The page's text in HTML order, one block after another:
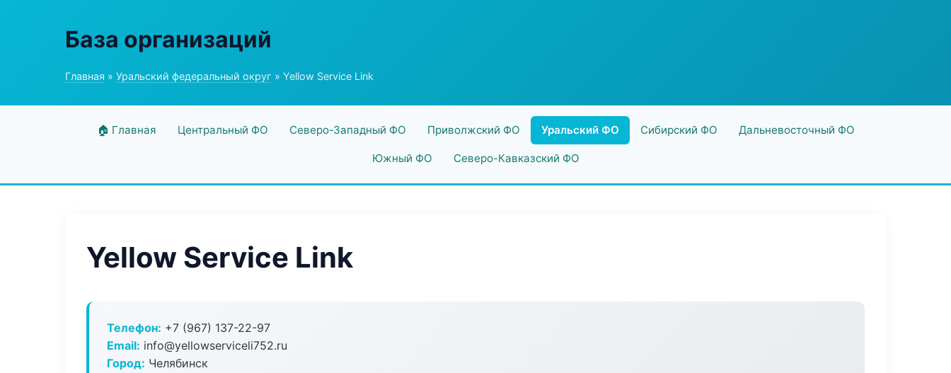
База организаций
Главная » Уральский федеральный округ » Yellow Service Link
🏠 Главная Центральный ФО Северо-Западный ФО Приволжский ФО Уральский ФО Сибирский ФО Дальневосточный ФО
Южный ФО Северо-Кавказский ФО
Yellow Service Link
Телефон: +7 (967) 137-22-97
Email: info@yellowserviceli752.ru
Город: Челябинск